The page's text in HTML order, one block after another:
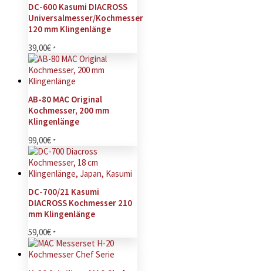
DC-600 Kasumi DIACROSS
Universalmesser/Kochmesser
120 mm Klingenlänge
39,00€ *
AB-80 MAC Original
Kochmesser, 200 mm
Klingenlänge
99,00€ *
DC-700/21 Kasumi
DIACROSS Kochmesser 210
mm Klingenlänge
59,00€ *